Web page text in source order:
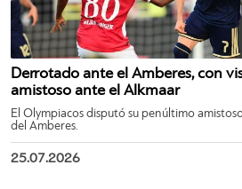
Derrotado ante el Amberes, con
amistoso ante el Alkmaar
El Olympiacos disputó su penúltimo
del Amberes.
25.07.2026